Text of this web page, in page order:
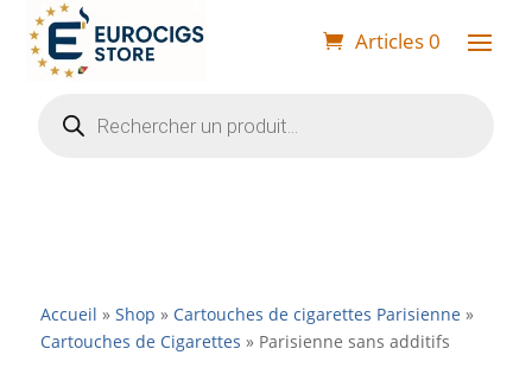
Articles 0
produits
Accueil » Shop » Cartouches de cigarettes Parisienne »
Cartouches de Cigarettes » Parisienne sans additifs